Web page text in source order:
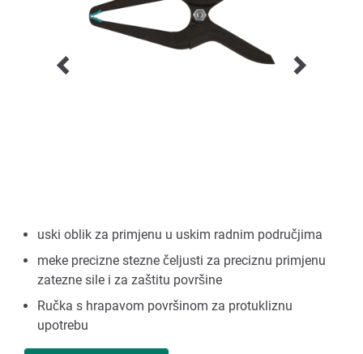
uski oblik za primjenu u uskim radnim područjima
meke precizne stezne čeljusti za preciznu primjenu
zatezne sile i za zaštitu površine
Ručka s hrapavom površinom za protukliznu
upotrebu